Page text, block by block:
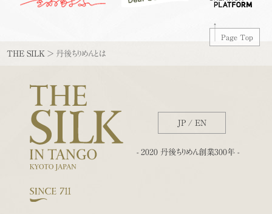
Page Top
THE SILK > 丹後ちりめんとは
JP /EN
- 2020 丹後ちりめん創業300年 -